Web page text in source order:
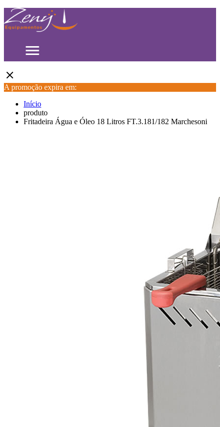
menu
close
A promoção expira em:
Início
produto
Fritadeira Água e Óleo 18 Litros FT.3.181/182 Marchesoni